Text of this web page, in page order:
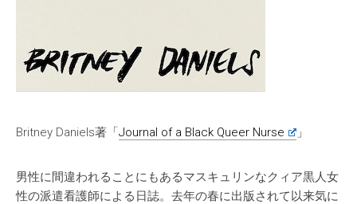
Britney Daniels著「Journal of a Black Queer Nurse 」
男性に間違われることにもあるマスキュリンなクィア黒人女
性の派遣看護師による日誌。去年の春に出版されて以来気に